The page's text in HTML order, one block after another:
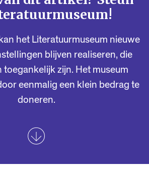
het Literatuurmuseum nieuwe
blijven realiseren, die
toegankelijk zijn. Het museum
eenmalig een klein bedrag te
doneren.